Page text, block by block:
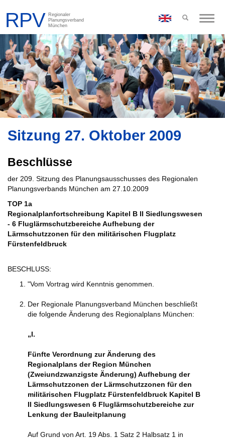
Toggle
Sitzung 27. Oktober 2009
Beschlüsse
der 209. Sitzung des Planungsausschusses des Regionalen
Planungsverbands München am 27.10.2009
TOP 1a
Regionalplanfortschreibung Kapitel B II Siedlungswesen
- 6 Fluglärmschutzbereiche Aufhebung der
Lärmschutzzonen für den militärischen Flugplatz
Fürstenfeldbruck
BESCHLUSS:
"Vom Vortrag wird Kenntnis genommen.
Der Regionale Planungsverband München beschließt
die folgende Änderung des Regionalplans München:
„I.
Fünfte Verordnung zur Änderung des
Regionalplans der Region München
(Zweiundzwanzigste Änderung) Aufhebung der
Lärmschutzzonen der Lärmschutzzonen für den
militärischen Flugplatz Fürstenfeldbruck Kapitel B
II Siedlungswesen 6 Fluglärmschutzbereiche zur
Lenkung der Bauleitplanung
Auf Grund von Art. 19 Abs. 1 Satz 2 Halbsatz 1 in